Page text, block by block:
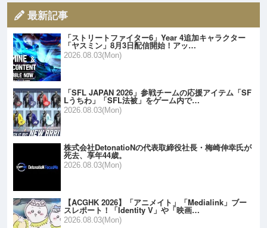
最新記事
「ストリートファイター6」Year 4追加キャラクター
「ヤスミン」8月3日配信開始！アッ…
2026.08.03(Mon)
「SFL JAPAN 2026」参戦チームの応援アイテム「SF
Lうちわ」「SFL法被」をゲーム内で…
2026.08.03(Mon)
株式会社DetonatioNの代表取締役社長・梅崎伸幸氏が
死去、享年44歳。
2026.08.03(Mon)
【ACGHK 2026】「アニメイト」「Medialink」ブー
スレポート！「Identity V」や「映画…
2026.08.03(Mon)